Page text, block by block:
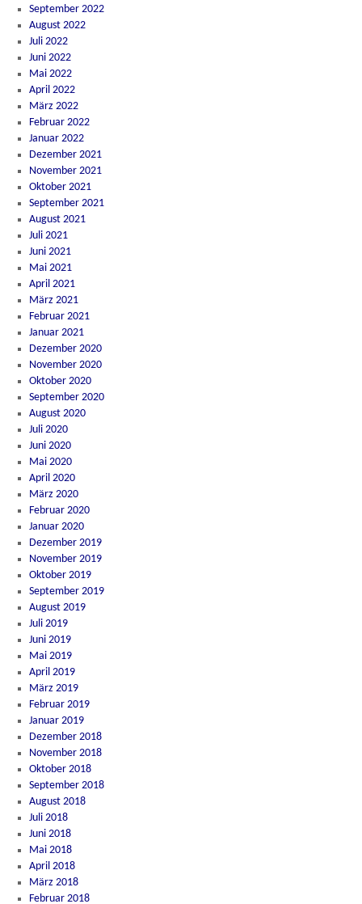
September 2022
August 2022
Juli 2022
Juni 2022
Mai 2022
April 2022
März 2022
Februar 2022
Januar 2022
Dezember 2021
November 2021
Oktober 2021
September 2021
August 2021
Juli 2021
Juni 2021
Mai 2021
April 2021
März 2021
Februar 2021
Januar 2021
Dezember 2020
November 2020
Oktober 2020
September 2020
August 2020
Juli 2020
Juni 2020
Mai 2020
April 2020
März 2020
Februar 2020
Januar 2020
Dezember 2019
November 2019
Oktober 2019
September 2019
August 2019
Juli 2019
Juni 2019
Mai 2019
April 2019
März 2019
Februar 2019
Januar 2019
Dezember 2018
November 2018
Oktober 2018
September 2018
August 2018
Juli 2018
Juni 2018
Mai 2018
April 2018
März 2018
Februar 2018